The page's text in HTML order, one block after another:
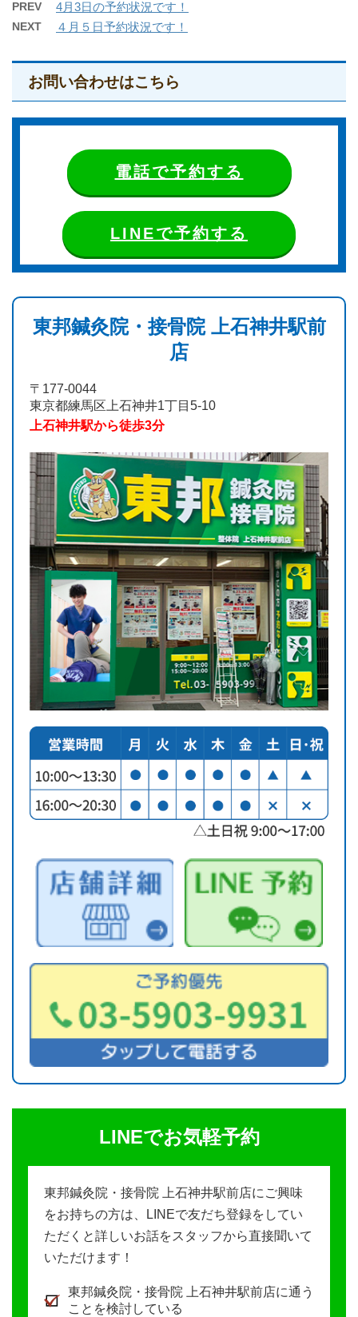
PREV 4月3日の予約状況です！
NEXT ４月５日予約状況です！
お問い合わせはこちら
電話で予約する
LINEで予約する
東邦鍼灸院・接骨院 上石神井駅前
店
〒177-0044
東京都練馬区上石神井1丁目5-10
上石神井駅から徒歩3分
LINEでお気軽予約
東邦鍼灸院・接骨院 上石神井駅前店にご興味
をお持ちの方は、LINEで友だち登録をしてい
ただくと詳しいお話をスタッフから直接聞いて
いただけます！
東邦鍼灸院・接骨院 上石神井駅前店に通う
ことを検討している